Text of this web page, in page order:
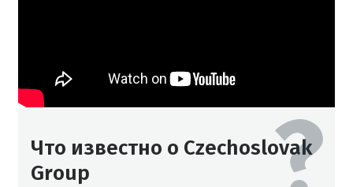
Что известно о Czechoslovak
Group